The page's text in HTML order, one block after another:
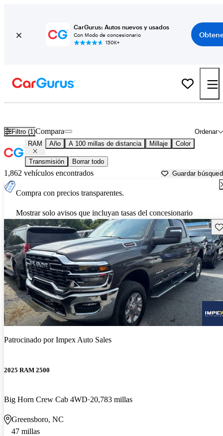
CarGurus: Autos nuevos y usados
Con Modo de concesionario
150K+
Filtro (1) Ordenar
Compara
RAM Año A 100 millas de distancia Millaje Color
Transmisión Borrar todo
1,862 vehículos encontrados Guardar
Compra con precios transparentes.
Mostrar solo avisos que incluyan tasas del concesionario
Patrocinado porImpex Auto Sales
2025 RAM 2500
Big Horn Crew Cab 4WD 20,783 millas
Greensboro, NC
47 millas